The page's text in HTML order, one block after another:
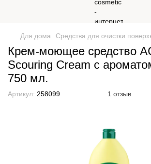
Для дома Средства для очистки
Крем-моющее средство
Scouring Cream с
750 мл.
Артикул: 258099 1 отзыв